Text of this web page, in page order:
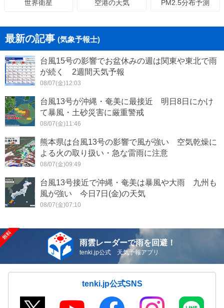
世界衛星 空港の天気 PM2.5分布予測
最新の記事 (気象予報士)
台風15号の影響でお盆休みの週は関東や東北で雨
が続く 2週間天気予報
08/07(金)12:03
台風13号が沖縄・奄美に最接近 明日8日にかけ
て暴風・土砂災害に厳重警戒
08/07(金)11:46
熊本県は台風13号の影響で風が強い 空気乾燥に
よる火の取り扱い・急な雷雨に注意
08/07(金)09:49
台風13号接近で沖縄・奄美は暴風や大雨 九州も
風が強い 今日7日(金)の天気
08/07(金)07:10
雨雲レーダーで雨を回避！
tenki.jp公式 天気予報アプリ
tenki.jp公式SNS